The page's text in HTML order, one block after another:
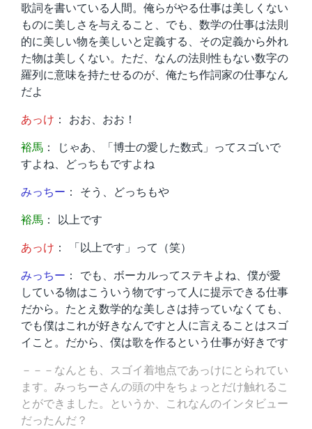
歌詞を書いている人間。俺らがやる仕事は美しくない
ものに美しさを与えること、でも、数学の仕事は法則
的に美しい物を美しいと定義する、その定義から外れ
た物は美しくない。ただ、なんの法則性もない数字の
羅列に意味を持たせるのが、俺たち作詞家の仕事なん
だよ
あっけ ： おお、おお！
裕馬 ： じゃあ、「博士の愛した数式」ってスゴいで
すよね、どっちもですよね
みっちー ： そう、どっちもや
裕馬 ： 以上です
あっけ ： 「以上です」って（笑）
みっちー ： でも、ボーカルってステキよね、僕が愛
している物はこういう物ですって人に提示できる仕事
だから。たとえ数学的な美しさは持っていなくても、
でも僕はこれが好きなんですと人に言えることはスゴ
イこと。だから、僕は歌を作るという仕事が好きです
－－－なんとも、スゴイ着地点であっけにとられてい
ます。みっちーさんの頭の中をちょっとだけ触れるこ
とができました。というか、これなんのインタビュー
だったんだ？